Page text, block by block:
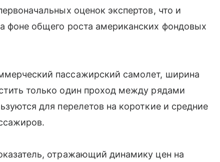
оценок экспертов, что и
фоне общего роста американских фондовых
пассажирский самолет, ширина
только один проход между рядами
для перелетов на короткие и средние
отражающий динамику цен на